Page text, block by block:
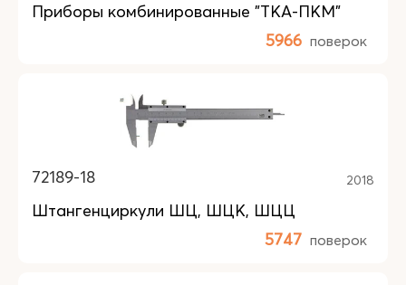
Приборы комбинированные "ТКА-ПКМ"
5966 поверок
72189-18 2018
Штангенциркули ШЦ, ШЦК, ШЦЦ
5747 поверок